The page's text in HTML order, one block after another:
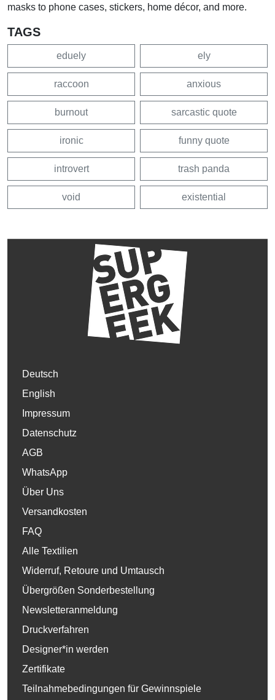
masks to phone cases, stickers, home décor, and more.
TAGS
eduely ely
raccoon anxious
burnout sarcastic quote
ironic funny quote
introvert trash panda
void existential
Deutsch
English
Impressum
Datenschutz
AGB
WhatsApp
Über Uns
Versandkosten
FAQ
Alle Textilien
Widerruf, Retoure und Umtausch
Übergrößen Sonderbestellung
Newsletteranmeldung
Druckverfahren
Designer*in werden
Zertifikate
Teilnahmebedingungen für Gewinnspiele